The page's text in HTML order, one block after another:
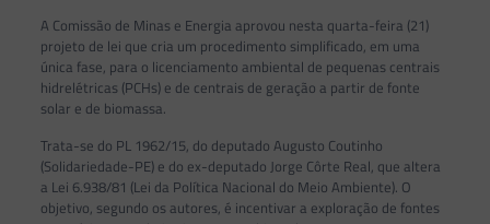
A Comissão de Minas e Energia aprovou nesta quarta-feira (21)
projeto de lei que cria um procedimento simplificado, em uma
única fase, para o licenciamento ambiental de pequenas centrais
hidrelétricas (PCHs) e de centrais de geração a partir de fonte
solar e de biomassa.
Trata-se do PL 1962/15, do deputado Augusto Coutinho
(Solidariedade-PE) e do ex-deputado Jorge Côrte Real, que altera
a Lei 6.938/81 (Lei da Política Nacional do Meio Ambiente). O
objetivo, segundo os autores, é incentivar a exploração de fontes